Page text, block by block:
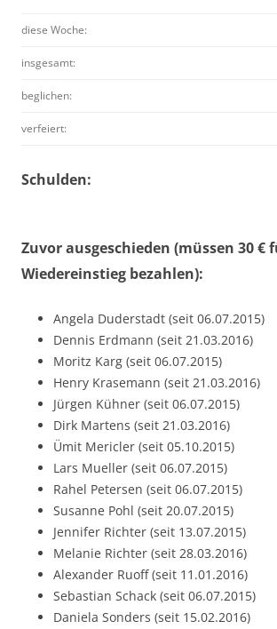
diese Woche:
insgesamt:
beglichen:
verfeiert:
Schulden:
Zuvor ausgeschieden (müssen 30 €
Wiedereinstieg bezahlen):
Angela Duderstadt (seit 06.07.2015)
Dennis Erdmann (seit 21.03.2016)
Moritz Karg (seit 06.07.2015)
Henry Krasemann (seit 21.03.2016)
Jürgen Kühner (seit 06.07.2015)
Dirk Martens (seit 21.03.2016)
Ümit Mericler (seit 05.10.2015)
Lars Mueller (seit 06.07.2015)
Rahel Petersen (seit 06.07.2015)
Susanne Pohl (seit 20.07.2015)
Jennifer Richter (seit 13.07.2015)
Melanie Richter (seit 28.03.2016)
Alexander Ruoff (seit 11.01.2016)
Sebastian Schack (seit 06.07.2015)
Daniela Sonders (seit 15.02.2016)